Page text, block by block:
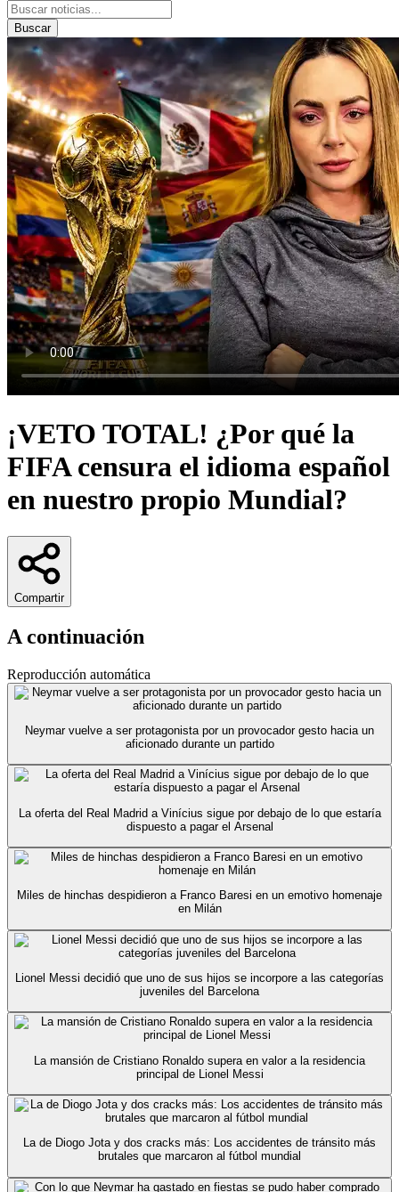
Buscar
¡VETO TOTAL! ¿Por qué la
FIFA censura el idioma español
en nuestro propio Mundial?
Compartir
A continuación
Reproducción automática
Neymar vuelve a ser protagonista por un provocador gesto hacia un
aficionado durante un partido
La oferta del Real Madrid a Vinícius sigue por debajo de lo que estaría
dispuesto a pagar el Arsenal
Miles de hinchas despidieron a Franco Baresi en un emotivo homenaje
en Milán
Lionel Messi decidió que uno de sus hijos se incorpore a las categorías
juveniles del Barcelona
La mansión de Cristiano Ronaldo supera en valor a la residencia
principal de Lionel Messi
La de Diogo Jota y dos cracks más: Los accidentes de tránsito más
brutales que marcaron al fútbol mundial